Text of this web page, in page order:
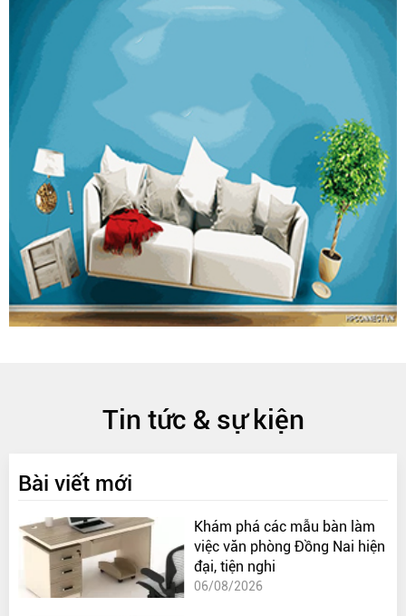
Tin tức & sự kiện
Bài viết mới
Khám phá các mẫu bàn làm
việc văn phòng Đồng Nai hiện
đại, tiện nghi
06/08/2026